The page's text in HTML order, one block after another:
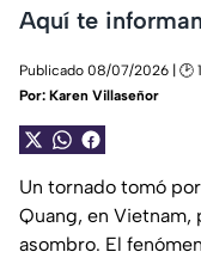
Aquí te
Publicado 08/07/2026 | 🕑
Por: Karen Villaseñor
Un tornado tomó
Quang, en
asombro. El